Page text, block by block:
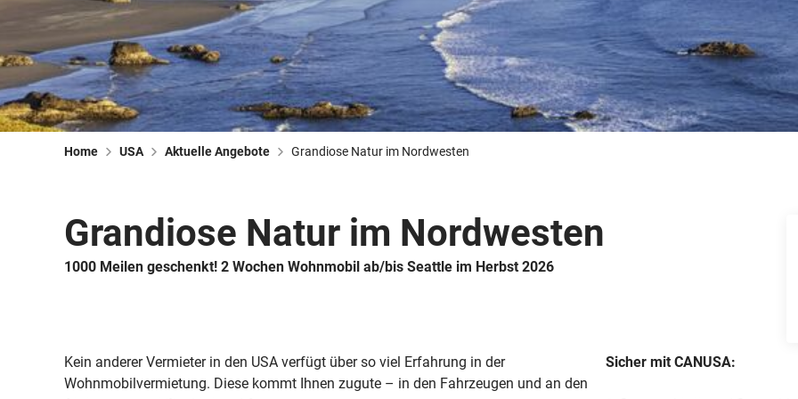
© ShaneMyersPhoto
Hawaii
Busreisen
© Chris Frey
Skireisen
Routen­vorschläge
© Swissmediavision/ ...
CANUSA-Magazin
Reisebüro-Service
Über uns
Home USA Aktuelle Angebote Grandiose Natur im Nordwesten
Grandiose Natur im Nordwesten
1000 Meilen geschenkt! 2 Wochen Wohnmobil ab/bis Seattle im Herbst 2026
Kein anderer Vermieter in den USA verfügt über so viel Erfahrung in der
Wohnmobilvermietung. Diese kommt Ihnen zugute – in den Fahrzeugen und an den
Sicher mit CANUSA: